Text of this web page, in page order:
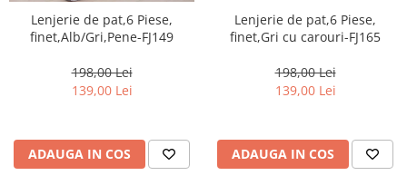
Lenjerie de pat,6 Piese,
finet,Alb/Gri,Pene-FJ149
198,00 Lei
139,00 Lei
ADAUGA IN COS
Lenjerie de pat,6 Piese,
finet,Gri cu carouri-FJ165
198,00 Lei
139,00 Lei
ADAUGA IN COS